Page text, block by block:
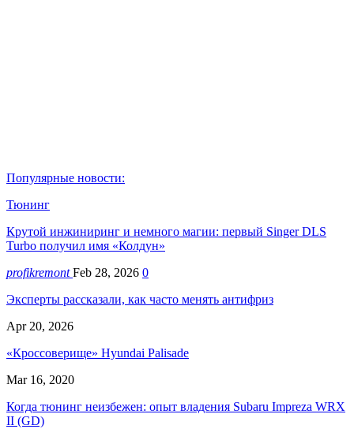
Популярные новости:
Тюнинг
Крутой инжиниринг и немного магии: первый Singer DLS
Turbo получил имя «Колдун»
profikremontFeb 28, 2026 0
Эксперты рассказали, как часто менять антифриз
Apr 20, 2026
«Кроссоверище» Hyundai Palisade
Mar 16, 2020
Когда тюнинг неизбежен: опыт владения Subaru Impreza WRX
II (GD)